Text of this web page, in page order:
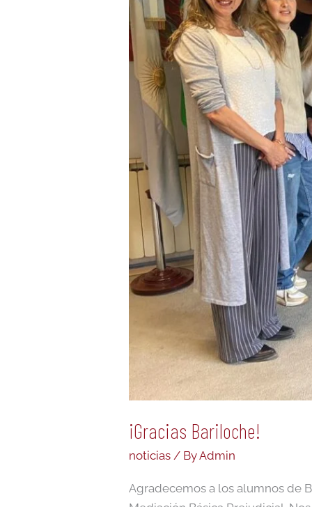
¡Gracias Bariloche!
noticias / ByAdmin
Agradecemos a los alumnos de